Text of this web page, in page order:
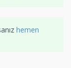
hemen